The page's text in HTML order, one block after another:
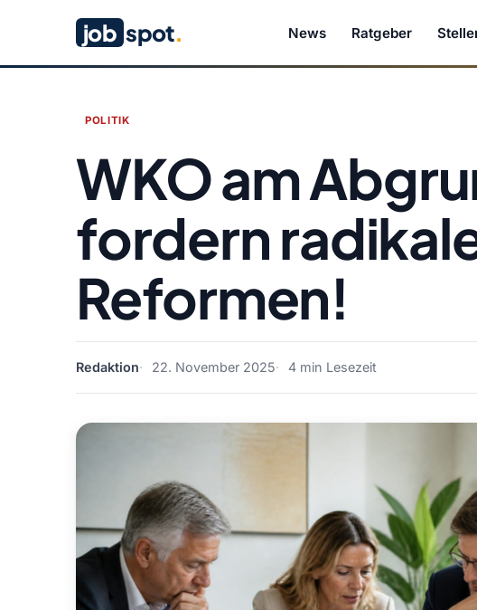
job spot. News Ratgeber
POLITIK
WKO am
fordern
Reformen!
Redaktion 22. November 2025 4 min Lesezeit